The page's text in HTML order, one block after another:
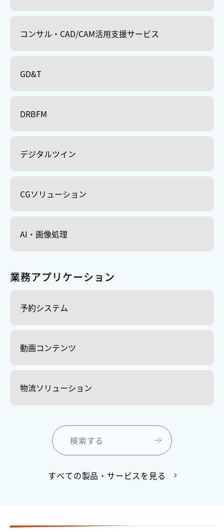
コンサル・CAD/CAM活用支援サービス
GD&T
DRBFM
デジタルツイン
CGソリューション
AI・画像処理
業務アプリケーション
予約システム
動画コンテンツ
物流ソリューション
検索する
すべての製品・サービスを見る